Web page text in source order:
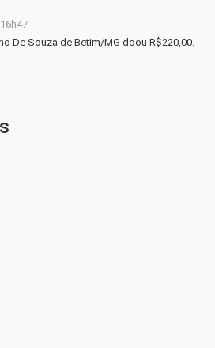
De Souza de Betim/MG doou R$220,00.